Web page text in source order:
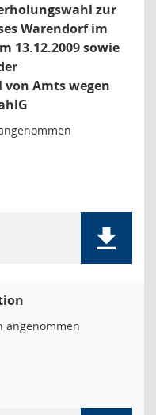
zur
Warendorf im
13.12.2009 sowie
Amts wegen
angenommen